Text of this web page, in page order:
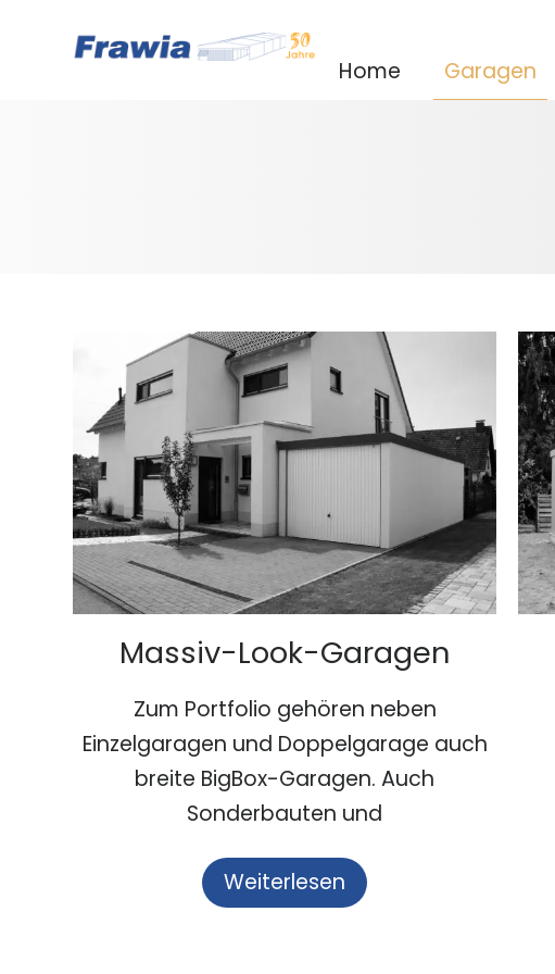
Home
Garagen
Massiv-Look-Garagen
Zum Portfolio gehören neben
Einzelgaragen und Doppelgarage auch
breite BigBox-Garagen. Auch
Sonderbauten und
Weiterlesen